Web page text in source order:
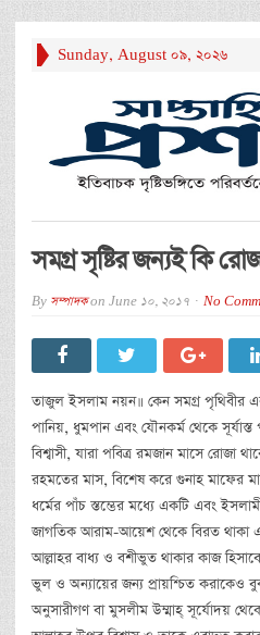
Sunday, August 09, 2026
সমগ্র সৃষ্টির জন্যই কি
By সম্পাদকon June 10, 2017 No
তাজুল ইসলাম নয়ন॥ কেন সমগ্র পৃথিবীর
পানিয়, ধুমপান এবং যৌনকর্ম থেকে সূর্যাস্ত
বিশ্বাসী, যারা পবিত্র রমজান মাসে রোজা
রহমতের মাস, বিশেষ করে গুনাহ মাফের
ধর্মের পাঁচ স্তম্ভের মধ্যে একটি এবং
জাগতিক আরাম-আয়েশ থেকে বিরত থাকা
আল্লাহর বাধ্য ও বশীভুত থাকার কাজ
ভুল ও অন্যায়ের জন্য প্রায়শ্চিত করাকেও
অনুসারীগণ বা মুসলীম উম্মাহ্ সূর্যোদয়